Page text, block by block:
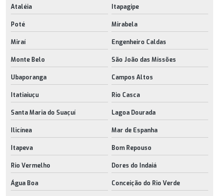
Ataléia Itapagipe
Poté Mirabela
Miraí Engenheiro Caldas
Monte Belo São João das Missões
Ubaporanga Campos Altos
Itatiaiuçu Rio Casca
Santa Maria do Suaçuí Lagoa Dourada
Ilicínea Mar de Espanha
Itapeva Bom Repouso
Rio Vermelho Dores do Indaiá
Água Boa Conceição do Rio Verde